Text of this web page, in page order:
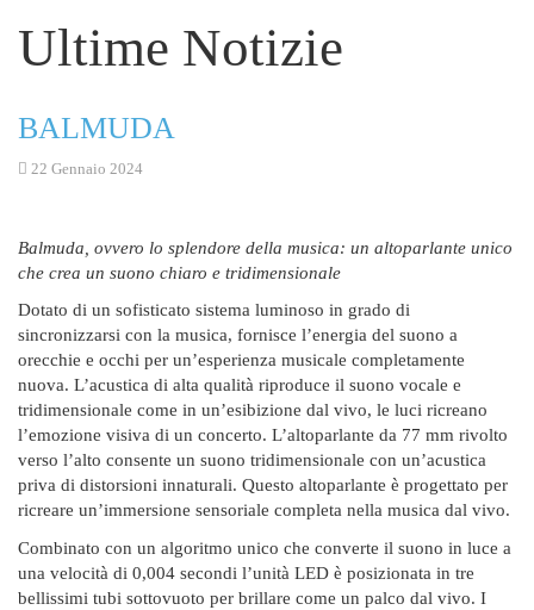
Ultime Notizie
BALMUDA
22 Gennaio 2024
Balmuda, ovvero lo splendore della musica: un altoparlante unico
che crea un suono chiaro e tridimensionale
Dotato di un sofisticato sistema luminoso in grado di
sincronizzarsi con la musica, fornisce l’energia del suono a
orecchie e occhi per un’esperienza musicale completamente
nuova. L’acustica di alta qualità riproduce il suono vocale e
tridimensionale come in un’esibizione dal vivo, le luci ricreano
l’emozione visiva di un concerto. L’altoparlante da 77 mm rivolto
verso l’alto consente un suono tridimensionale con un’acustica
priva di distorsioni innaturali. Questo altoparlante è progettato per
ricreare un’immersione sensoriale completa nella musica dal vivo.
Combinato con un algoritmo unico che converte il suono in luce a
una velocità di 0,004 secondi l’unità LED è posizionata in tre
bellissimi tubi sottovuoto per brillare come un palco dal vivo. I